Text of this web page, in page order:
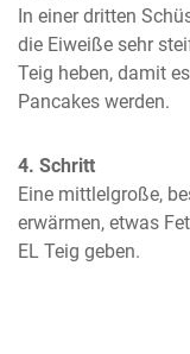
In einer dritten
die Eiweiße sehr
Teig heben, damit
Pancakes werden.
4. Schritt
Eine mittlelgroße,
erwärmen, etwas
EL Teig geben.